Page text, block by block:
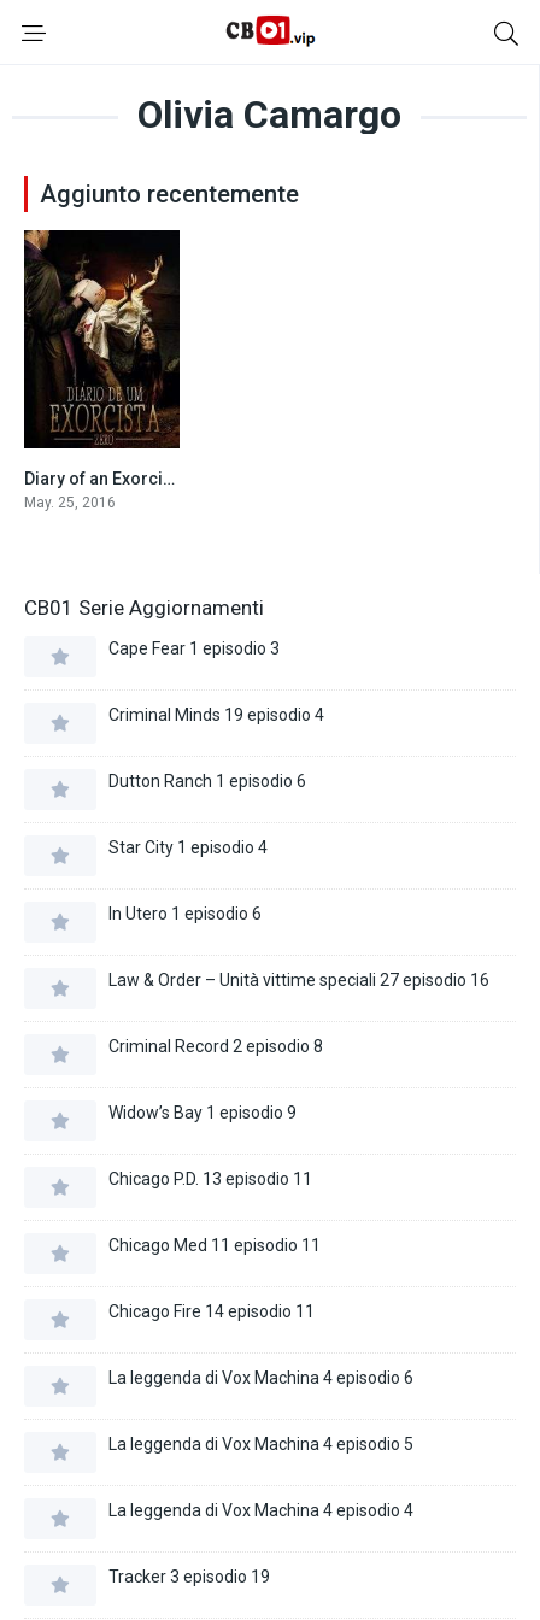
Olivia Camargo
Aggiunto recentemente
4.0Diary of an Exorcist – Zero (2016)
May. 25, 2016
CB01 Serie Aggiornamenti
Cape Fear 1 episodio 3
Criminal Minds 19 episodio 4
Dutton Ranch 1 episodio 6
Star City 1 episodio 4
In Utero 1 episodio 6
Law & Order – Unità vittime speciali 27 episodio 16
Criminal Record 2 episodio 8
Widow’s Bay 1 episodio 9
Chicago P.D. 13 episodio 11
Chicago Med 11 episodio 11
Chicago Fire 14 episodio 11
La leggenda di Vox Machina 4 episodio 6
La leggenda di Vox Machina 4 episodio 5
La leggenda di Vox Machina 4 episodio 4
Tracker 3 episodio 19